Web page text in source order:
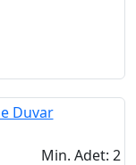
Min. Adet: 2